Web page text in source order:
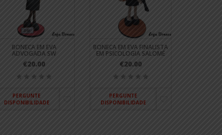
BONECA EM EVA
ADVOGADA SW
€20.00
PERGUNTE
DISPONIBILIDADE
BONECA EM EVA FINALISTA
EM PSICOLOGIA SALOMÉ
€20.00
PERGUNTE
DISPONIBILIDADE